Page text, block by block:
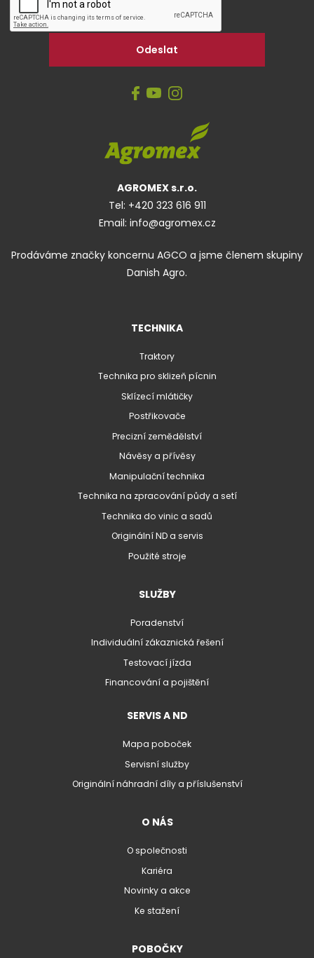
AGROMEX s.r.o.
Tel: +420 323 616 911
Email: info@agromex.cz
Prodáváme značky koncernu AGCO a jsme členem skupiny
Danish Agro.
TECHNIKA
Traktory
Technika pro sklizeň pícnin
Sklízecí mlátičky
Postřikovače
Precizní zemědělství
Návěsy a přívěsy
Manipulační technika
Technika na zpracování půdy a setí
Technika do vinic a sadů
Originální ND a servis
Použité stroje
SLUŽBY
Poradenství
Individuální zákaznická řešení
Testovací jízda
Financování a pojištění
SERVIS A ND
Mapa poboček
Servisní služby
Originální náhradní díly a příslušenství
O NÁS
O společnosti
Kariéra
Novinky a akce
Ke stažení
POBOČKY